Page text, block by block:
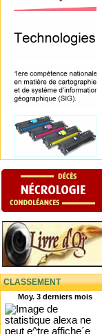
CLASSEMENT
Moy. 3 derniers mois